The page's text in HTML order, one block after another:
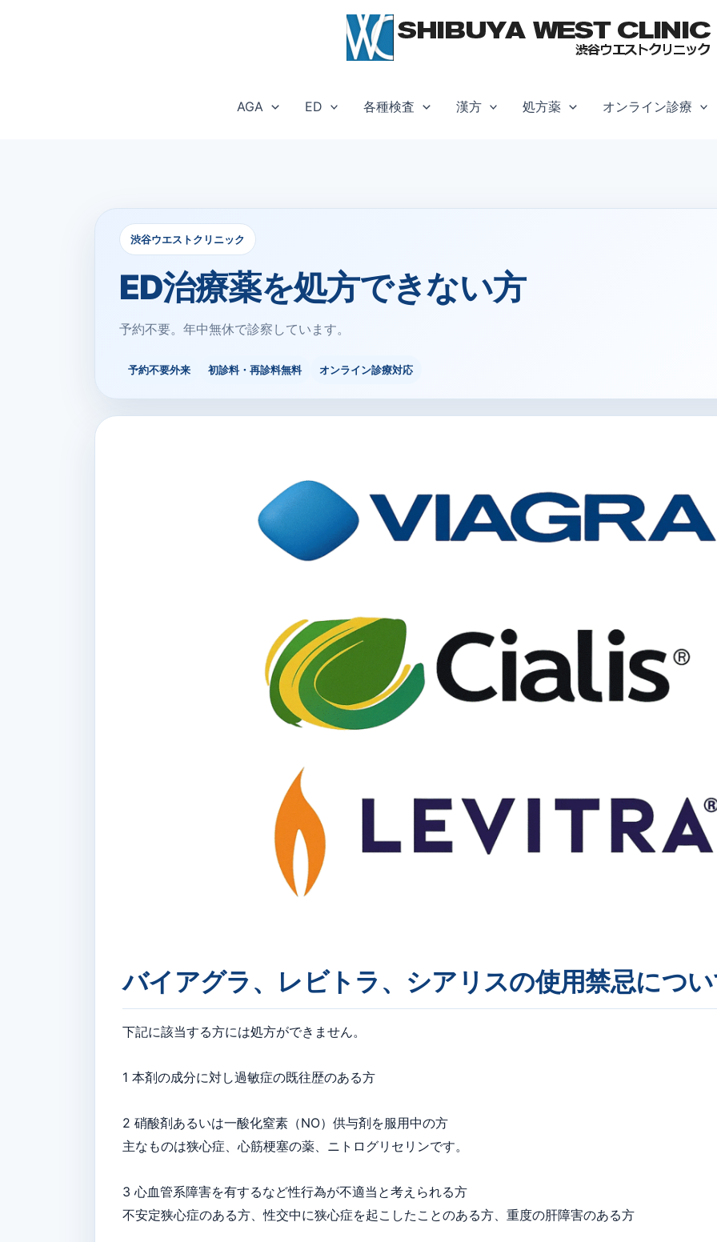
AGA ED 各種検査 漢方 処方薬 オンライン診療
渋谷ウエストクリニック
ED治療薬を処方できない方
予約不要。年中無休で診察しています。
予約不要外来 初診料・再診料無料 オンライン診療対応
バイアグラ、レビトラ、シアリスの使用禁忌につ
下記に該当する方には処方ができません。
1 本剤の成分に対し過敏症の既往歴のある方
2 硝酸剤あるいは一酸化窒素（NO）供与剤を服用中の方
主なものは狭心症、心筋梗塞の薬、ニトログリセリンです。
3 心血管系障害を有するなど性行為が不適当と考えられる方
不安定狭心症のある方、性交中に狭心症を起こしたことのある方、重度の肝障害のある方